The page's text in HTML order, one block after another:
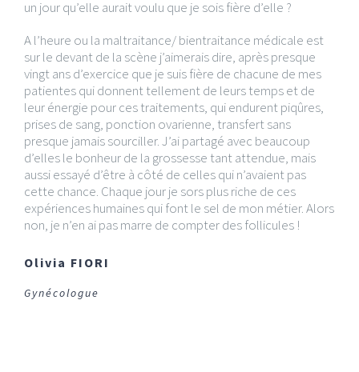
un jour qu’elle aurait voulu que je sois fière d’elle ?
A l’heure ou la maltraitance/ bientraitance médicale est
sur le devant de la scène j’aimerais dire, après presque
vingt ans d’exercice que je suis fière de chacune de mes
patientes qui donnent tellement de leurs temps et de
leur énergie pour ces traitements, qui endurent piqûres,
prises de sang, ponction ovarienne, transfert sans
presque jamais sourciller. J’ai partagé avec beaucoup
d’elles le bonheur de la grossesse tant attendue, mais
aussi essayé d’être à côté de celles qui n’avaient pas
cette chance. Chaque jour je sors plus riche de ces
expériences humaines qui font le sel de mon métier. Alors
non, je n’en ai pas marre de compter des follicules !
Olivia FIORI
Gynécologue